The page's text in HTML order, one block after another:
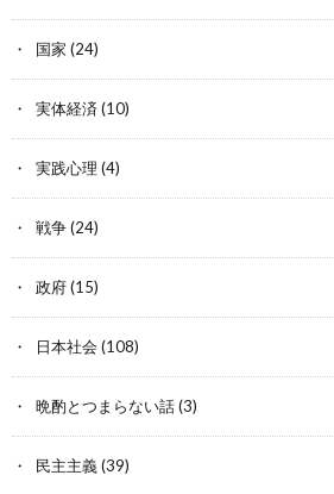
国家 (24)
実体経済 (10)
実践心理 (4)
戦争(24)
政府(15)
日本社会 (108)
晩酌とつまらない話(3)
民主主義(39)